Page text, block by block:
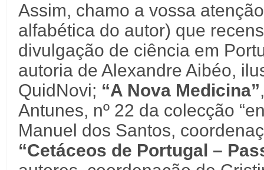
Assim, chamo a vossa
alfabética do autor) que
divulgação de ciência em
autoria de Alexandre Aibéo,
QuidNovi; “A Nova Medicina”
Antunes, nº 22 da colecção
Manuel dos Santos,
“Cetáceos de Portugal –